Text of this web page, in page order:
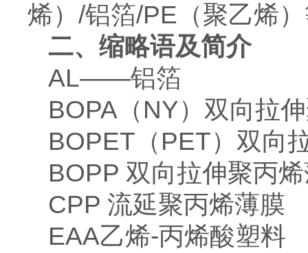
烯）/铝箔/PE（聚乙烯
二、缩略语及简介
AL——铝箔
BOPA（NY）双向拉
BOPET（PET）双向
BOPP 双向拉伸聚丙
CPP 流延聚丙烯薄膜
EAA乙烯-丙烯酸塑料